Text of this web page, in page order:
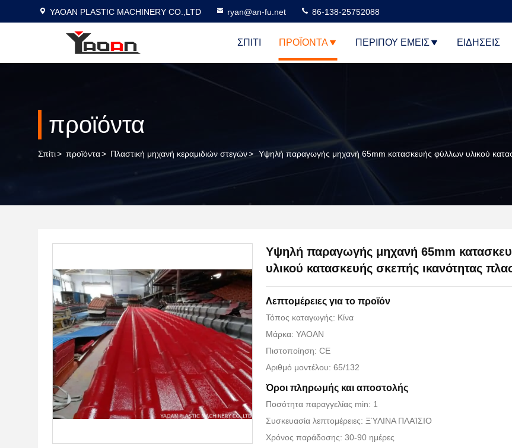
YAOAN PLASTIC MACHINERY CO.,LTD ryan@an-fu.net 86-138-25752088
ΣΠΊΤΙ ΠΡΟΪΌΝΤΑ ΠΕΡΊΠΟΥ ΕΜΕΊΣ ΕΙΔΗΣΕΙΣ
προϊόντα
Σπίτι> προϊόντα> Πλαστική μηχανή κεραμιδιών στεγών> Υψηλή παραγωγής μηχανή 65mm κατασκευής φύλλων υλικού
Υψηλή παραγωγής μηχανή 65mm
υλικού κατασκευής σκεπής ικανότητας
Λεπτομέρειες για το προϊόν
Τόπος καταγωγής: Κίνα
Μάρκα: YAOAN
Πιστοποίηση: CE
Αριθμό μοντέλου: 65/132
Όροι πληρωμής και αποστολής
Ποσότητα παραγγελίας min: 1
Συσκευασία λεπτομέρειες: ΞΎΛΙΝΑ ΠΛΑΊΣΙΟ
Χρόνος παράδοσης: 30-90 ημέρες